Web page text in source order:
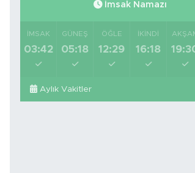
İmsak Namazı
İMSAK
03:42
GÜNEŞ
05:18
ÖĞLE
12:29
İKINDI
16:18
Aylık Vakitler